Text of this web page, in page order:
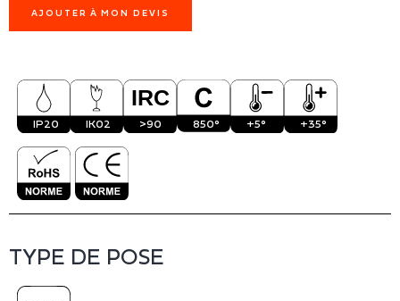
AJOUTER À MON DEVIS
IP20 IK02 >90 850° +5° +35°
TYPE DE POSE